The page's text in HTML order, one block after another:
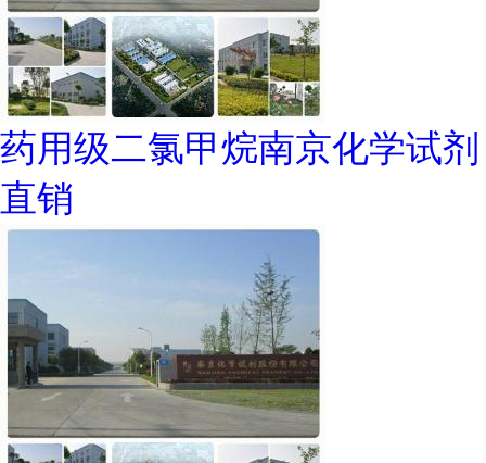
药用级二氯甲烷南京化学试剂
直销